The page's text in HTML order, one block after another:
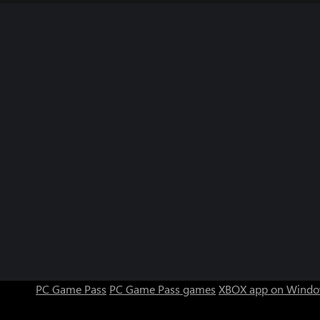
PC Game Pass PC Game Pass games XBOX app on